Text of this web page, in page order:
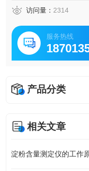
访问量： 2314
服务热线
产品分类
相关文章
淀粉含量测定仪的工作